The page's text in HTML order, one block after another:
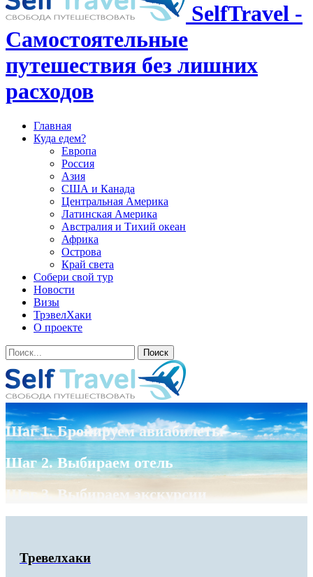
SelfTravel -
Самостоятельные
путешествия без лишних
расходов
Главная
Куда едем?
Европа
Россия
Азия
США и Канада
Центральная Америка
Латинская Америка
Австралия и Тихий океан
Африка
Острова
Край света
Собери свой тур
Новости
Визы
ТрэвелХаки
О проекте
Шаг 1. Бронируем авиабилеты
Шаг 2. Выбираем отель
Шаг 3. Выбираем экскурсии
Тревелхаки